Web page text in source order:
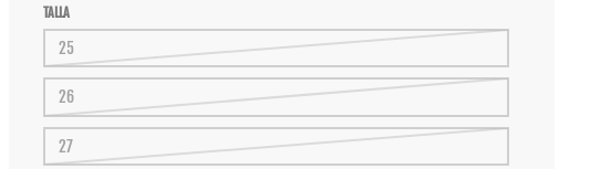
TALLA
25
26
27